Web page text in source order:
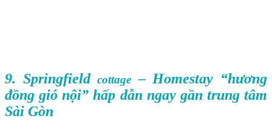
9. Springfieldcottage – Homestay “hương
đồng gió nội” hấp dẫn ngay gần trung tâm
Sài Gòn